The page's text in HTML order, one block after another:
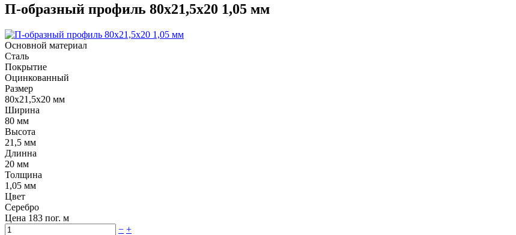
П-образный профиль 80х21,5х20 1,05 мм
Основной материал
Сталь
Покрытие
Оцинкованный
Размер
80х21,5х20 мм
Ширина
80 мм
Высота
21,5 мм
Длинна
20 мм
Толщина
1,05 мм
Цвет
Серебро
Цена 183 пог. м
− +